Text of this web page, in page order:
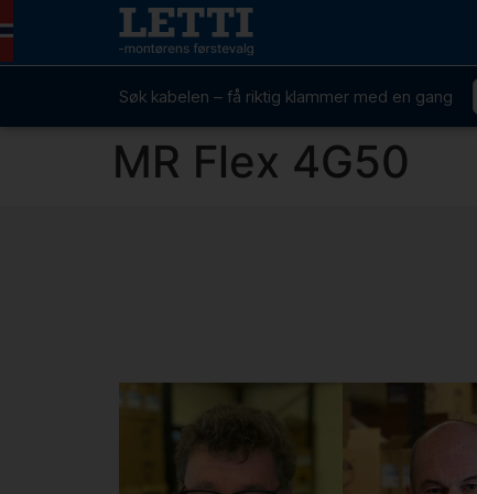
Søk kabelen – få riktig klammer med en gang
MR Flex 4G50